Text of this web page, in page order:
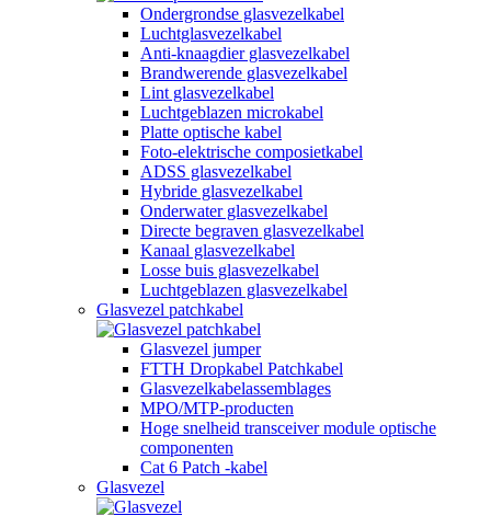
Ondergrondse glasvezelkabel
Luchtglasvezelkabel
Anti-knaagdier glasvezelkabel
Brandwerende glasvezelkabel
Lint glasvezelkabel
Luchtgeblazen microkabel
Platte optische kabel
Foto-elektrische composietkabel
ADSS glasvezelkabel
Hybride glasvezelkabel
Onderwater glasvezelkabel
Directe begraven glasvezelkabel
Kanaal glasvezelkabel
Losse buis glasvezelkabel
Luchtgeblazen glasvezelkabel
Glasvezel patchkabel
Glasvezel jumper
FTTH Dropkabel Patchkabel
Glasvezelkabelassemblages
MPO/MTP-producten
Hoge snelheid transceiver module optische
componenten
Cat 6 Patch -kabel
Glasvezel